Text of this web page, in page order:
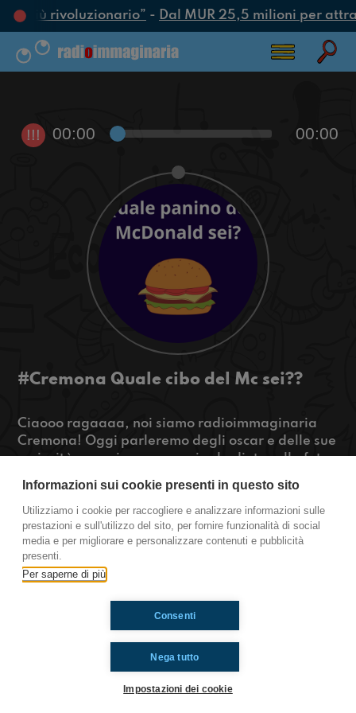
più rivoluzionario”- Dal MUR 25,5 milioni per
!!! 00:00 00:00
#Cremona Quale cibo del Mc sei??
Ciaooo ragaaaa, noi siamo radioimmaginaria
Cremona! Oggi parleremo degli oscar e delle sue
curiosità, scopriremo cosa si cela dietro alla foto
del McDonald siamo. Per saperne di più basta
premere playyyyy
https://www.radioimmaginaria.it
Cremona
Ti è piaciuto? Condividilo!
Informazioni sui cookie presenti in questo sito
Utilizziamo i cookie per raccogliere e analizzare informazioni sulle
prestazioni e sull'utilizzo del sito, per fornire funzionalità di social
media e per migliorare e personalizzare contenuti e pubblicità
presenti.
Per saperne di più
Nega tutto
Consenti
Impostazioni dei cookie